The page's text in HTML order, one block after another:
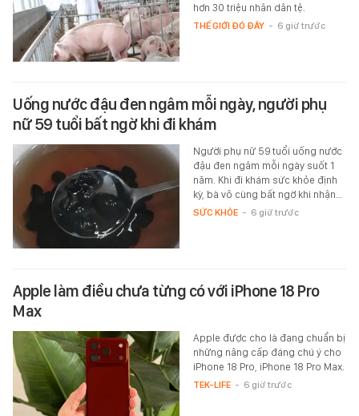
hơn 30 triệu nhân dân tệ.
THẾ GIỚI ĐÓ ĐÂY - 6 giờ trước
Uống nước đậu đen ngâm mỗi ngày, người phụ
nữ 59 tuổi bất ngờ khi đi khám
Người phụ nữ 59 tuổi uống nước
đậu đen ngâm mỗi ngày suốt 1
năm. Khi đi khám sức khỏe định
kỳ, bà vô cùng bất ngờ khi nhận…
SỨC KHỎE - 6 giờ trước
Apple làm điều chưa từng có với iPhone 18 Pro
Max
Apple được cho là đang chuẩn bị
những nâng cấp đáng chú ý cho
iPhone 18 Pro, iPhone 18 Pro Max.
TEK-LIFE - 6 giờ trước